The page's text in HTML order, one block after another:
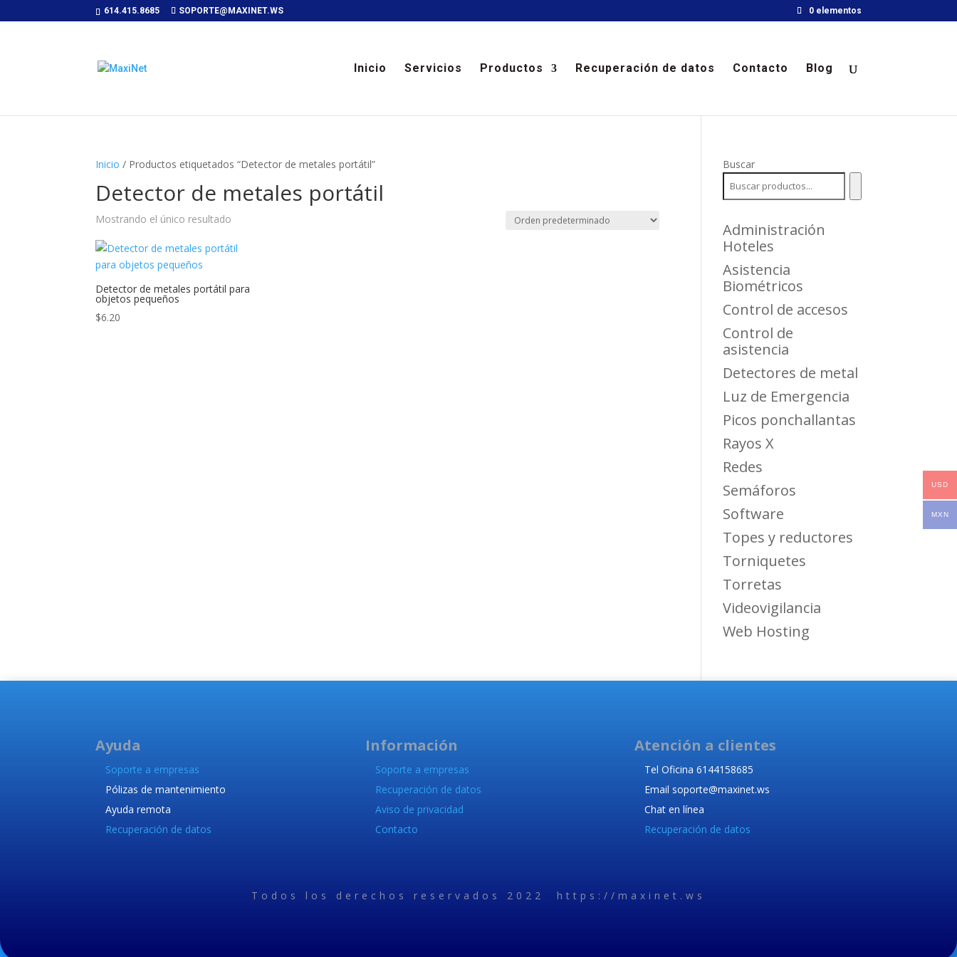
614.415.8685 SOPORTE@MAXINET.WS 0 elementos
Inicio Servicios Productos Recuperación de datos Contacto Blog
Inicio / Productos etiquetados “Detector de metales portátil”
Detector de metales portátil
Mostrando el único resultado
Detector de metales portátil para
objetos pequeños
$6.20
Buscar
Administración
Hoteles
Asistencia
Biométricos
Control de accesos
Control de
asistencia
Detectores de metal
Luz de Emergencia
Picos ponchallantas
Rayos X
Redes
Semáforos
Software
Topes y reductores
Torniquetes
Torretas
Videovigilancia
Web Hosting
Ayuda
Soporte a empresas
Pólizas de mantenimiento
Ayuda remota
Recuperación de datos
Información
Soporte a empresas
Recuperación de datos
Aviso de privacidad
Contacto
Atención a clientes
Tel Oficina 6144158685
Email soporte@maxinet.ws
Chat en línea
Recuperación de datos
Todos los derechos reservados 2022 https://maxinet.ws
USD
MXN